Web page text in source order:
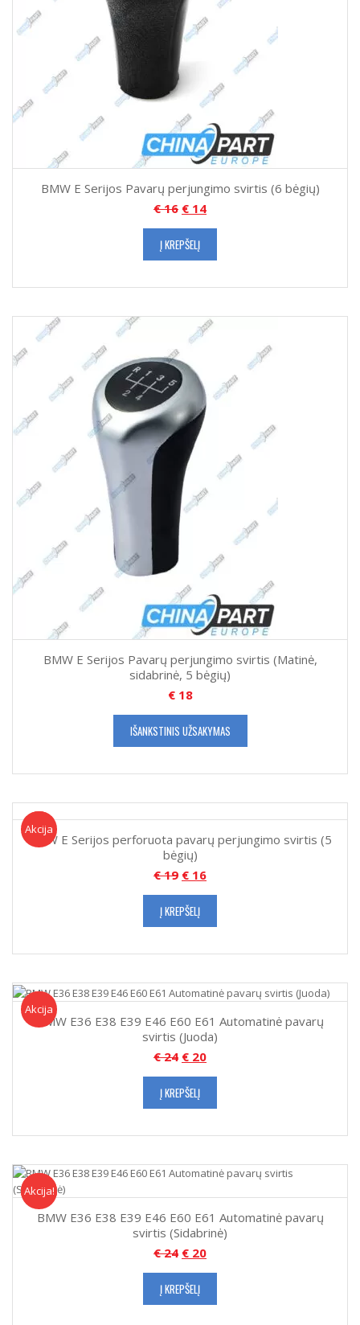
BMW E Serijos Pavarų perjungimo svirtis (6 bėgių)
€16 € 14
Į KREPŠELĮ
BMW E Serijos Pavarų perjungimo svirtis (Matinė,
sidabrinė, 5 bėgių)
€18
IŠANKSTINIS UŽSAKYMAS
Akcija
Akcija!
BMW E Serijos perforuota pavarų perjungimo svirtis (5
bėgių)
€19 € 16
Į KREPŠELĮ
Akcija
Akcija!
BMW E36 E38 E39 E46 E60 E61 Automatinė pavarų
svirtis (Juoda)
€24 € 20
Į KREPŠELĮ
Akcija
Akcija!
BMW E36 E38 E39 E46 E60 E61 Automatinė pavarų
svirtis (Sidabrinė)
€24 € 20
Į KREPŠELĮ